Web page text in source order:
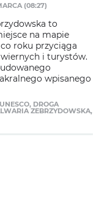
(08:27)
to
na mapie
roku przyciąga
i turystów.
wpisanego
UNESCO, DROGA
ZEBRZYDOWSKA,